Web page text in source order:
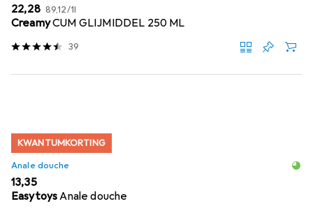
EUR
22,28 EUR
89,12/1l
CreamyCUM GLIJMIDDEL 250 ML
39
KWANTUMKORTING
Anale douche
EUR
13,35
EasytoysAnale douche